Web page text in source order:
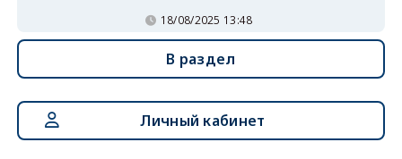
18/08/2025 13:48
В раздел
Личный кабинет